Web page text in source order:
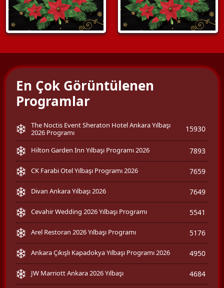
En Çok Görüntülenen
Programlar
The Noctis Event Sheraton Hotel Ankara Yılbaşı
2026 Programı
15930
Hilton Garden Inn Yılbaşı Programı 2026 7893
CK Farabi Otel Yılbaşı Programı 2026 7659
Divan Ankara Yılbaşı 2026 7649
Cevahir Wedding 2026 Yılbaşı Programı 5541
Arel Restoran 2026 Yılbaşı Programı 5176
Ankara Çıkışlı Kapadokya Yılbaşı Programı 2026 4950
JW Marriott Ankara 2026 Yılbaşı 4684